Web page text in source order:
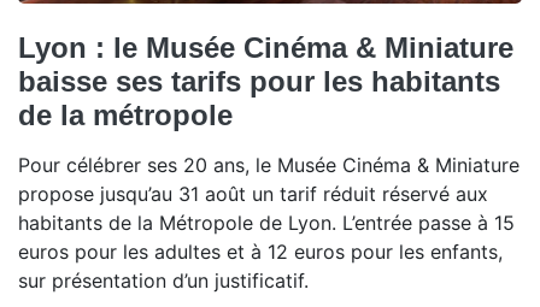
Lyon : le Musée Cinéma & Miniature
baisse ses tarifs pour les habitants
de la métropole
Pour célébrer ses 20 ans, le Musée Cinéma & Miniature
propose jusqu’au 31 août un tarif réduit réservé aux
habitants de la Métropole de Lyon. L’entrée passe à 15
euros pour les adultes et à 12 euros pour les enfants,
sur présentation d’un justificatif.